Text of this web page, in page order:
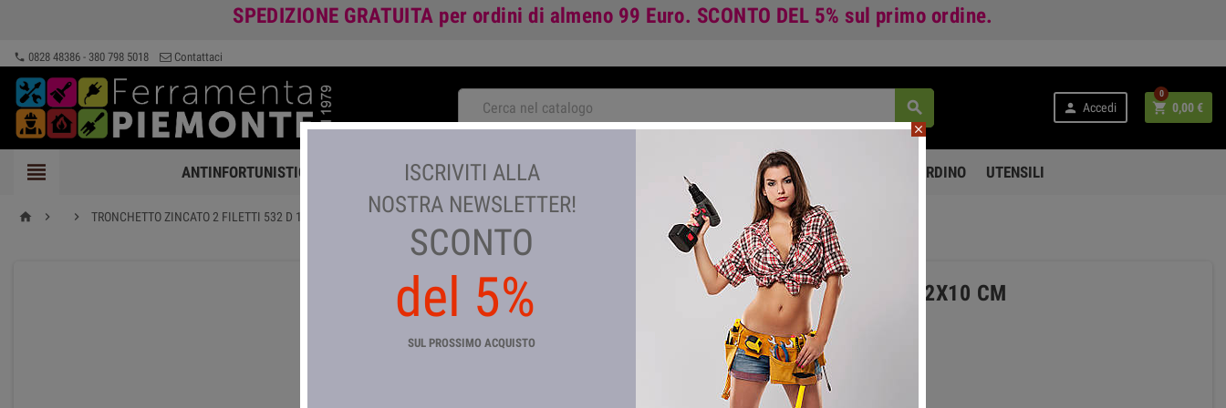
SPEDIZIONE GRATUITA per ordini di almeno 99 Euro. SCONTO DEL 5% sul primo ordine.
phone 0828 48386 - 380 798 5018 Contattaci
  Accedi  0,00 €
0
 ANTINFORTUNISTICA FERRAMENTA GIARDINAGGIO E AGRICOLTURA COLORI E VERNICI TEMPO LIBERO E GIARDINO UTENSILI
home   TRONCHETTO ZINCATO 2 FILETTI 532 D 1\2X10 CM
TRONCHETTO ZINCATO 2 FILETTI 532 D 1\2X10 CM
close
ISCRIVITI ALLA
NOSTRA NEWSLETTER!
SCONTO
del 5%
SUL PROSSIMO ACQUISTO